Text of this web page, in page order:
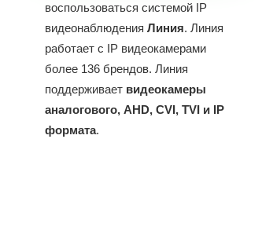
воспользоваться системой IP
видеонаблюдения Линия. Линия
работает с IP видеокамерами
более 136 брендов. Линия
поддерживает видеокамеры
аналогового, AHD, CVI, TVI и IP
формата.